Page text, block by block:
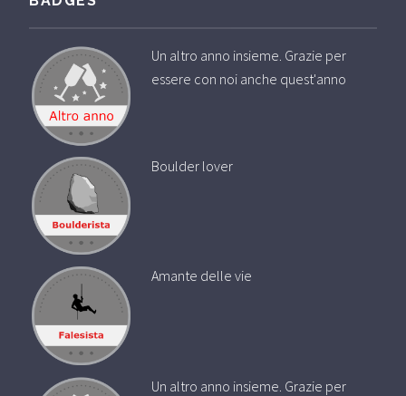
Un altro anno insieme. Grazie per
essere con noi anche quest'anno
Boulder lover
Amante delle vie
Un altro anno insieme. Grazie per